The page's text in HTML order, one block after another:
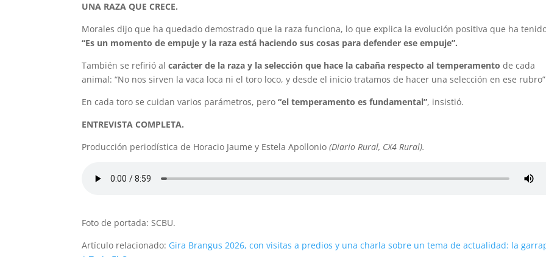
UNA RAZA QUE CRECE.
Morales dijo que ha quedado demostrado que la raza funciona, lo que explica la evolución positiva que ha
“Es un momento de empuje y la raza está haciendo sus cosas para defender ese empuje”.
También se refirió alcarácter de la raza y la selección que hace la cabaña respecto al temperamentode cada
animal: “No nos sirven la vaca loca ni el toro loco, y desde el inicio tratamos de hacer una selección en ese
En cada toro se cuidan varios parámetros, pero“el temperamento es fundamental”, insistió.
ENTREVISTA COMPLETA.
Producción periodística de Horacio Jaume y Estela Apollonio(Diario Rural, CX4 Rural).
Foto de portada: SCBU.
Artículo relacionado: Gira Brangus 2026, con visitas a predios y una charla sobre un tema de actualidad: la